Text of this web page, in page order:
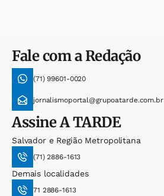
Fale com a Redação
(71) 99601-0020
jornalismoportal@grupoatarde.com.br
AssineA TARDE
Salvador e Região Metropolitana
(71) 2886-1613
Demais localidades
71 2886-1613